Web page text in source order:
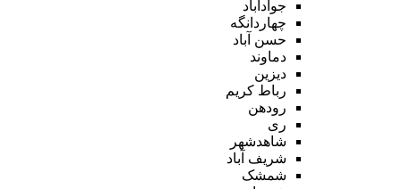
جوادآباد
چهاردانگه
حسن آباد
دماوند
دیزین
رباط کریم
رودهن
ری
شاهدشهر
شریف آباد
شمشک